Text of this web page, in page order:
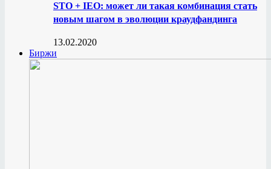
STO + IEO: может ли такая комбинация стать
новым шагом в эволюции краудфандинга
13.02.2020
Биржи